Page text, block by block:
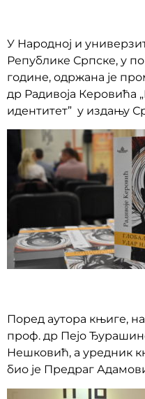
У Народној и
Републике Српске, у
године, одржана је
др Радивоја Керовића
идентитет” у издању
Поред аутора књиге,
проф. др Пејо
Нешковић, а уредник
био је Предраг